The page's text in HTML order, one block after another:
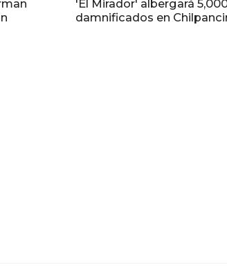
'El Mirador' albergará
damnificados en